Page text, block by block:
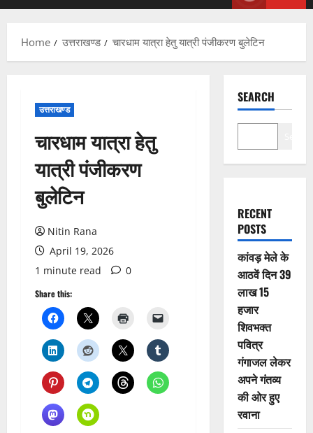
Home उत्तराखण्ड चारधाम यात्रा हेतु यात्री पंजीकरण बुलेटिन
उत्तराखण्ड
चारधाम यात्रा हेतु
यात्री पंजीकरण
बुलेटिन
Nitin Rana
April 19, 2026
1 minute read
0
Share this:
SEARCH
RECENT
POSTS
कांवड़ मेले के
आठवें दिन 39
लाख 15
हजार
शिवभक्त
पवित्र
गंगाजल लेकर
अपने गंतव्य
की ओर हुए
रवाना